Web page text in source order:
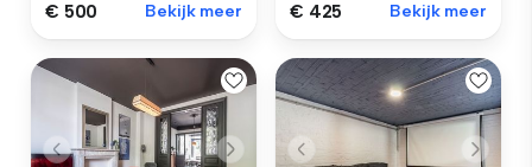
€ 500 Bekijk meer € 425 Bekijk meer